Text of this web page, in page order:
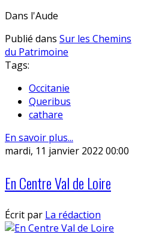
Dans l'Aude
Publié dans Sur les Chemins
du Patrimoine
Tags:
Occitanie
Queribus
cathare
En savoir plus...
mardi, 11 janvier 2022 00:00
En Centre Val de Loire
Écrit par La rédaction